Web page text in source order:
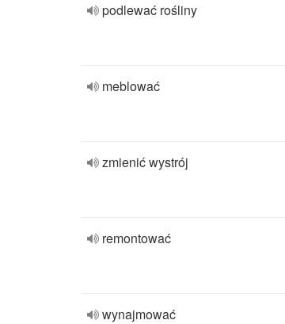
podlewać rośliny
meblować
zmienić wystrój
remontować
wynajmować